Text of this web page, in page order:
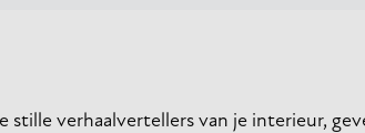
verhaalvertellers van je interieur,